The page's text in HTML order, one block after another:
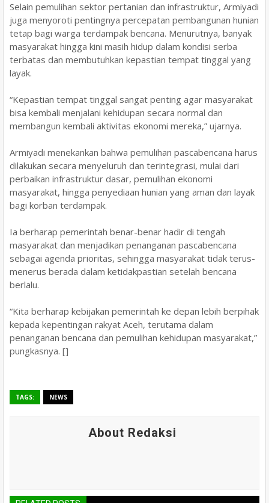
Selain pemulihan sektor pertanian dan infrastruktur, Armiyadi
juga menyoroti pentingnya percepatan pembangunan hunian
tetap bagi warga terdampak bencana. Menurutnya, banyak
masyarakat hingga kini masih hidup dalam kondisi serba
terbatas dan membutuhkan kepastian tempat tinggal yang
layak.
“Kepastian tempat tinggal sangat penting agar masyarakat
bisa kembali menjalani kehidupan secara normal dan
membangun kembali aktivitas ekonomi mereka,” ujarnya.
Armiyadi menekankan bahwa pemulihan pascabencana harus
dilakukan secara menyeluruh dan terintegrasi, mulai dari
perbaikan infrastruktur dasar, pemulihan ekonomi
masyarakat, hingga penyediaan hunian yang aman dan layak
bagi korban terdampak.
Ia berharap pemerintah benar-benar hadir di tengah
masyarakat dan menjadikan penanganan pascabencana
sebagai agenda prioritas, sehingga masyarakat tidak terus-
menerus berada dalam ketidakpastian setelah bencana
berlalu.
“Kita berharap kebijakan pemerintah ke depan lebih berpihak
kepada kepentingan rakyat Aceh, terutama dalam
penanganan bencana dan pemulihan kehidupan masyarakat,”
pungkasnya. []
TAGS: NEWS
About Redaksi